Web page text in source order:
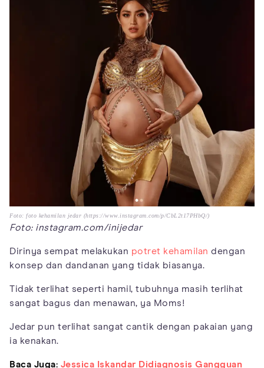
Foto: foto kehamilan jedar (https://www.instagram.com/p/CbL2t17PHbQ/)
Foto: instagram.com/inijedar
Dirinya sempat melakukan potret kehamilan dengan
konsep dan dandanan yang tidak biasanya.
Tidak terlihat seperti hamil, tubuhnya masih terlihat
sangat bagus dan menawan, ya Moms!
Jedar pun terlihat sangat cantik dengan pakaian yang
ia kenakan.
Baca Juga: Jessica Iskandar Didiagnosis Gangguan